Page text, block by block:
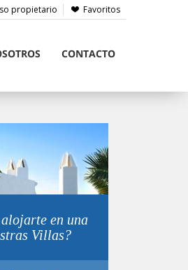
Favoritos
propietario
CONTACTO
en una
Villas?